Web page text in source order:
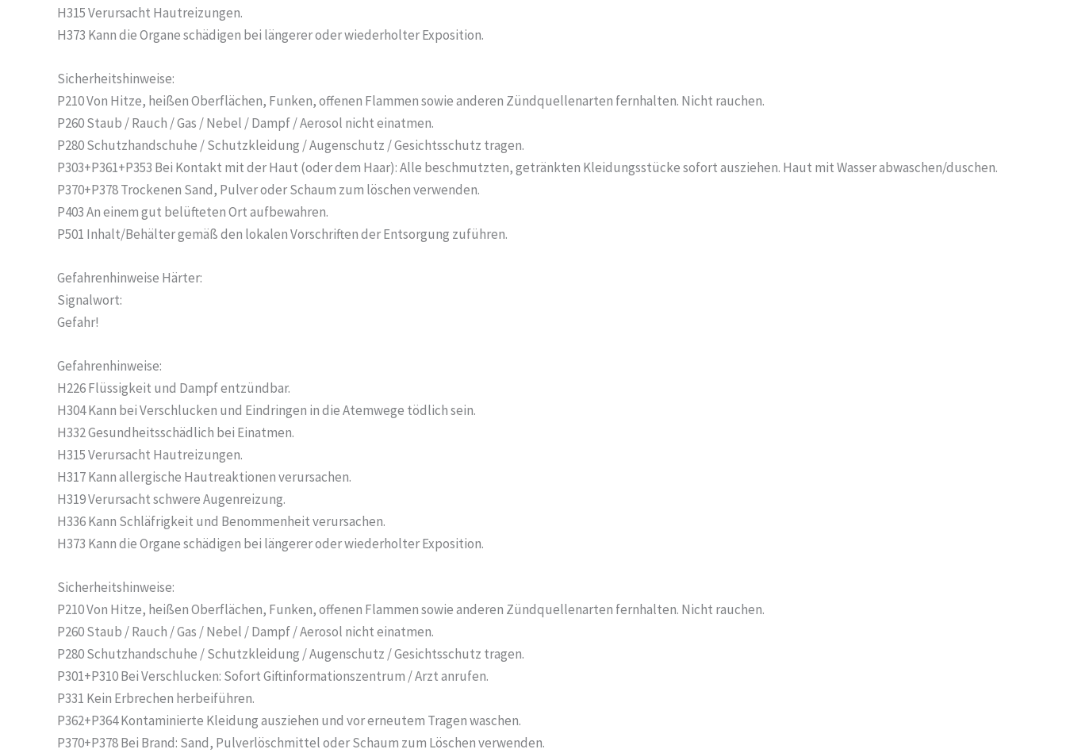
H315 Verursacht Hautreizungen.
H373 Kann die Organe schädigen bei längerer oder wiederholter Exposition.
Sicherheitshinweise:
P210 Von Hitze, heißen Oberflächen, Funken, offenen Flammen sowie anderen Zündquellenarten fernhalten. Nicht rauchen.
P260 Staub / Rauch / Gas / Nebel / Dampf / Aerosol nicht einatmen.
P280 Schutzhandschuhe / Schutzkleidung / Augenschutz / Gesichtsschutz tragen.
P303+P361+P353 Bei Kontakt mit der Haut (oder dem Haar): Alle beschmutzten, getränkten Kleidungsstücke sofort ausziehen. Haut mit Wasser abwaschen/duschen.
P370+P378 Trockenen Sand, Pulver oder Schaum zum löschen verwenden.
P403 An einem gut belüfteten Ort aufbewahren.
P501 Inhalt/Behälter gemäß den lokalen Vorschriften der Entsorgung zuführen.
Gefahrenhinweise Härter:
Signalwort:
Gefahr!
Gefahrenhinweise:
H226 Flüssigkeit und Dampf entzündbar.
H304 Kann bei Verschlucken und Eindringen in die Atemwege tödlich sein.
H332 Gesundheitsschädlich bei Einatmen.
H315 Verursacht Hautreizungen.
H317 Kann allergische Hautreaktionen verursachen.
H319 Verursacht schwere Augenreizung.
H336 Kann Schläfrigkeit und Benommenheit verursachen.
H373 Kann die Organe schädigen bei längerer oder wiederholter Exposition.
Sicherheitshinweise:
P210 Von Hitze, heißen Oberflächen, Funken, offenen Flammen sowie anderen Zündquellenarten fernhalten. Nicht rauchen.
P260 Staub / Rauch / Gas / Nebel / Dampf / Aerosol nicht einatmen.
P280 Schutzhandschuhe / Schutzkleidung / Augenschutz / Gesichtsschutz tragen.
P301+P310 Bei Verschlucken: Sofort Giftinformationszentrum / Arzt anrufen.
P331 Kein Erbrechen herbeiführen.
P362+P364 Kontaminierte Kleidung ausziehen und vor erneutem Tragen waschen.
P370+P378 Bei Brand: Sand, Pulverlöschmittel oder Schaum zum Löschen verwenden.